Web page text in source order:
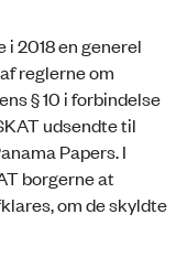
2018 en generel
reglerne om
§ 10 i forbindelse
udsendte til
Papers. I
borgerne at
om de skyldte